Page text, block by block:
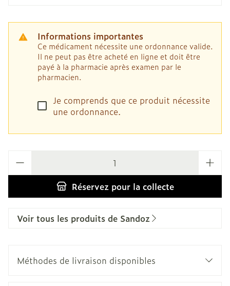
Informations importantes
Ce médicament nécessite une ordonnance valide.
Il ne peut pas être acheté en ligne et doit être
payé à la pharmacie après examen par le
pharmacien.
Je comprends que ce produit nécessite
une ordonnance.
Réservezpour la collecte
Voir tous les produits de Sandoz
Méthodes de livraison disponibles